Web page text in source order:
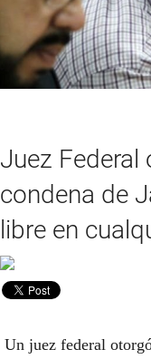
Juez Federal
condena de
libre en
Un juez federal